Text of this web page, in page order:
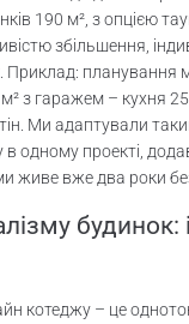
190 м², з опцією
збільшення,
Приклад: планування
з гаражем – кухня 25
Ми адаптували
в одному проекті,
живе вже два роки
будинок:
котеджу – це